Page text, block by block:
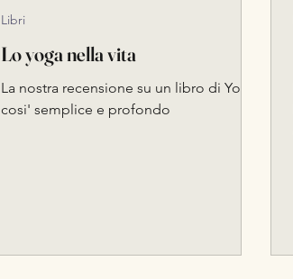
Lo yoga nella vita
La nostra recensione su un libro di Yoga
cosi' semplice e profondo
Libri